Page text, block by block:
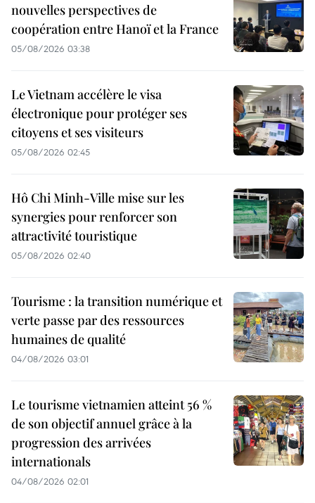
nouvelles perspectives de
coopération entre Hanoï et la France
05/08/2026 03:38
Le Vietnam accélère le visa
électronique pour protéger ses
citoyens et ses visiteurs
05/08/2026 02:45
Hô Chi Minh-Ville mise sur les
synergies pour renforcer son
attractivité touristique
05/08/2026 02:40
Tourisme : la transition numérique et
verte passe par des ressources
humaines de qualité
04/08/2026 03:01
Le tourisme vietnamien atteint 56 %
de son objectif annuel grâce à la
progression des arrivées
internationals
04/08/2026 02:01